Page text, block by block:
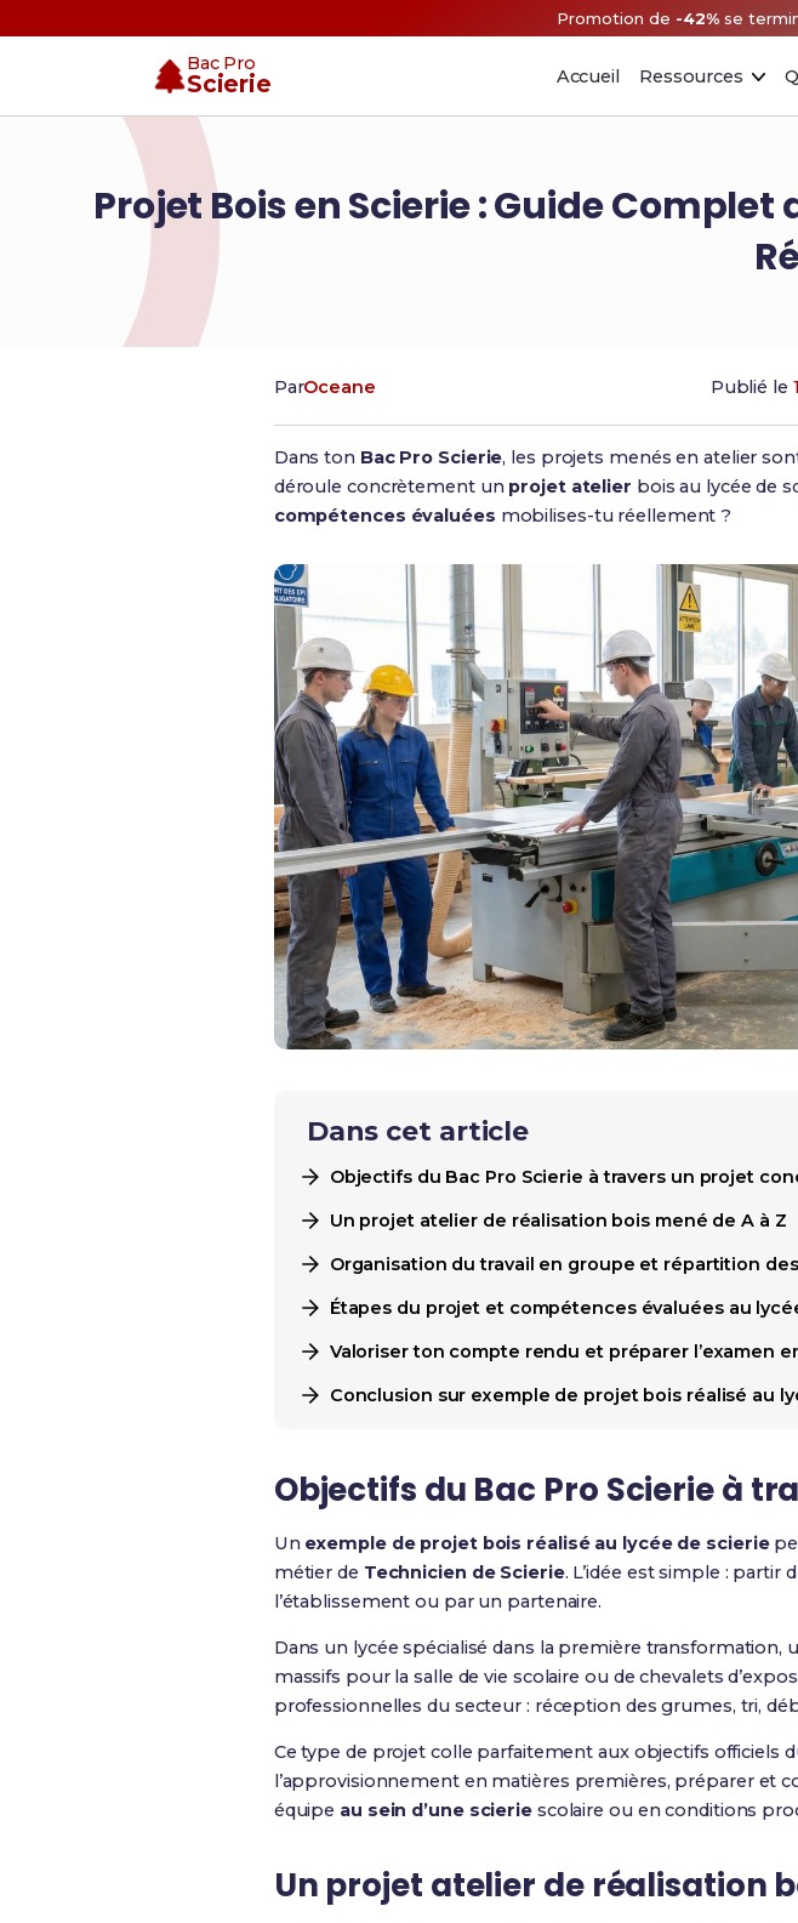
Promotion de -42% se
Bac Pro
Scierie Accueil Ressources
Projet Bois en Scierie : Guide
ParOceane Publié le
Dans ton Bac Pro Scierie, les projets menés en atelier
déroule concrètement un projet atelier bois au lycée de
compétences évaluées mobilises-tu réellement ?
Dans cet article
Objectifs du Bac Pro Scierie à travers un projet
Un projet atelier de réalisation bois mené de A à Z
Organisation du travail en groupe et répartition
Étapes du projet et compétences évaluées au
Valoriser ton compte rendu et préparer l’examen
Conclusion sur exemple de projet bois réalisé au
Objectifs du Bac Pro Scierie à
Un exemple de projet bois réalisé au lycée de scierie
métier de Technicien de Scierie. L’idée est simple : partir
l’établissement ou par un partenaire.
Dans un lycée spécialisé dans la première
massifs pour la salle de vie scolaire ou de chevalets
professionnelles du secteur : réception des grumes, tri,
Ce type de projet colle parfaitement aux objectifs officiels
l’approvisionnement en matières premières, préparer et
équipe au sein d’une scieriescolaire ou en conditions
Un projet atelier de réalisation